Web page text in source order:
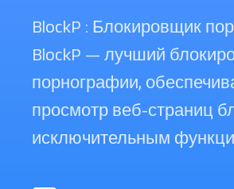
BlockP : Блокировщик
BlockP — лучший
порнографии,
просмотр веб-страниц
исключительным